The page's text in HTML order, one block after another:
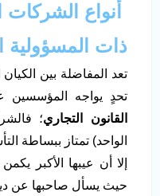
أنواع
ذات المسؤولية
تعد المفاضلة بين
تحدٍ يواجه المؤسسين
القانون التجاري؛
الواحد) تمتاز ببساطة
إلا أن عيبها الأكبر
حيث يسأل صاحبها عن